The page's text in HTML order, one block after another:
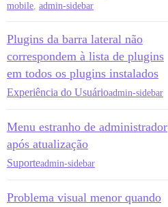
mobile, admin-sidebar
Plugins da barra lateral não
correspondem à lista de plugins
em todos os plugins instalados
Experiência do Usuárioadmin-sidebar
Menu estranho de administrador
após atualização
Suporteadmin-sidebar
Problema visual menor quando